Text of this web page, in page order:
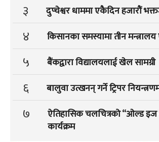
३ दुप्चेश्वर धाममा एकैदिन हजारौं
४ किसानका समस्यामा तीन
५ बैंकद्वारा विद्यालयलाई खेल सामग्री
६ बालुवा उत्खनन् गर्ने ट्रिपर
७
ऐतिहासिक चलचित्रको “ओल्ड इज
कार्यक्रम